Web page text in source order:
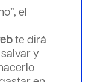
el
te dirá
y